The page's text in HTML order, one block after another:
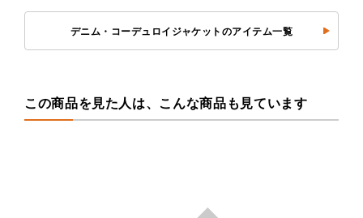
デニム・コーデュロイジャケットのアイテム一覧
この商品を見た人は、こんな商品も見ています